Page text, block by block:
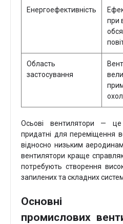
Енергоефективність
при
Область
застосування
Осьові вентилятори — це
придатні для переміщення
відносно низьким
вентилятори краще
потребують створення
запилених та складних
Основні
промислових